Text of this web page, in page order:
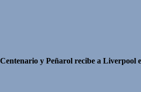
y Peñarol recibe a Liverpool